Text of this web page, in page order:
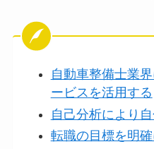
自動車整備士業
ービスを活用する
自己分析により
転職の目標を明